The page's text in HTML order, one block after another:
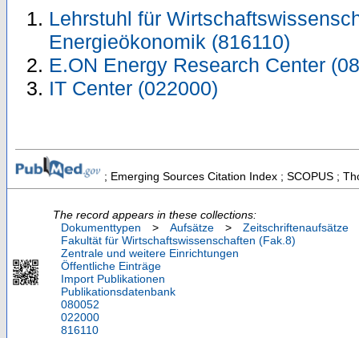
Lehrstuhl für
Energieökonomik (816110)
E.ON Energy Research Center
IT Center (022000)
; Emerging Sources Citation Index ; SCOPUS ;
The record appears in these collections:
Dokumenttypen
> Aufsätze >
Zeitschriftenaufsätze
Fakultät für Wirtschaftswissenschaften (Fak.8)
Zentrale und weitere Einrichtungen
Öffentliche Einträge
Import Publikationen
Publikationsdatenbank
080052
022000
816110